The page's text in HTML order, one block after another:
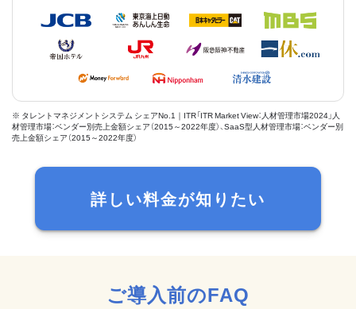
※ タレントマネジメントシステム シェアNo.1｜ITR「ITR Market View：人材管理市場2024」人
材管理市場：ベンダー別売上金額シェア（2015～2022年度）、SaaS型人材管理市場：ベンダー別
売上金額シェア（2015～2022年度）
詳しい料金が知りたい
ご導入前のFAQ